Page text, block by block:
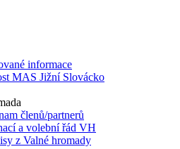
informace
MAS Jižní Slovácko
členů/partnerů
a volební řád VH
z Valné hromady